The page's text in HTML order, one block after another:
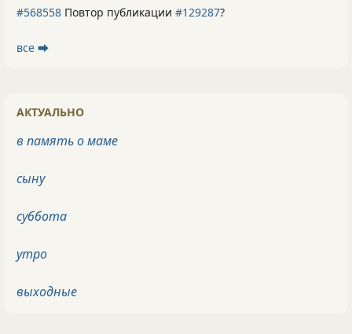
#568558 Повтор публикации #129287?
все ⮕
АКТУАЛЬНО
в память о маме
сыну
суббота
утро
выходные